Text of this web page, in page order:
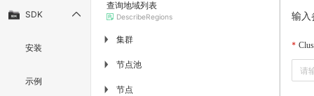
SDK
安装
示例
查询地域列表
DescribeRegions
▶ 集群
▶ 节点池
▶ 节点
输入